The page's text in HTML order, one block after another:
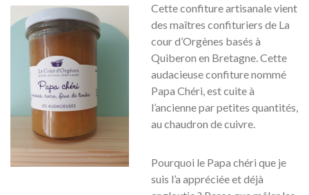
Cette confiture artisanale vient
des maîtres confituriers de La
cour d’Orgènes basés à
Quiberon en Bretagne. Cette
audacieuse confiture nommé
Papa Chéri, est cuite à
l’ancienne par petites quantités,
au chaudron de cuivre.
Pourquoi le Papa chéri que je
suis l’a appréciée et déjà